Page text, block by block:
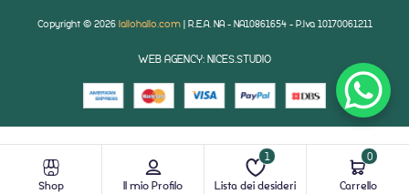
Shop Il mio Profilo Lista dei desideri
1
Carrello
0
Copyright © 2026 lallohallo.com | R.E.A. NA - NA10861654 - P.Iva 10170061211
WEB AGENCY: NICES.STUDIO